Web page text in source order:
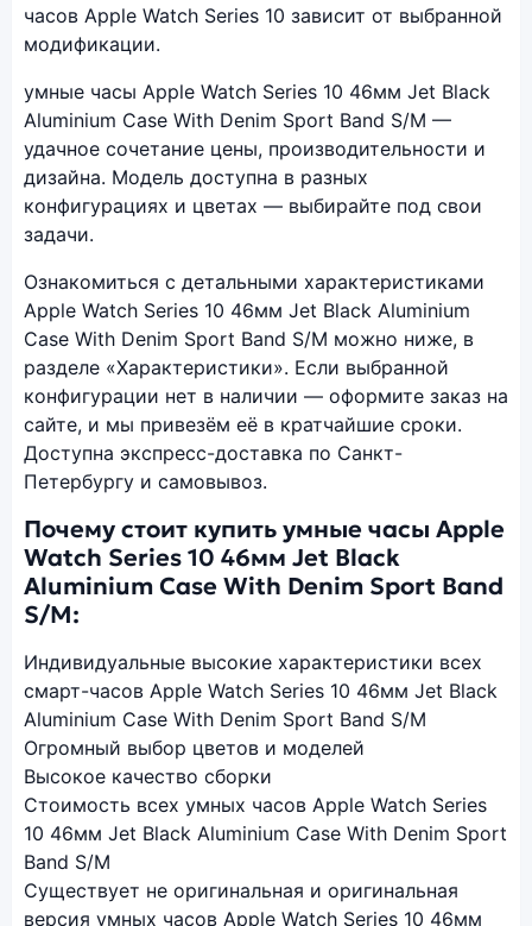
часов Apple Watch Series 10 зависит от выбранной
модификации.
умные часы Apple Watch Series 10 46мм Jet Black
Aluminium Case With Denim Sport Band S/M —
удачное сочетание цены, производительности и
дизайна. Модель доступна в разных
конфигурациях и цветах — выбирайте под свои
задачи.
Ознакомиться с детальными характеристиками
Apple Watch Series 10 46мм Jet Black Aluminium
Case With Denim Sport Band S/M можно ниже, в
разделе «Характеристики». Если выбранной
конфигурации нет в наличии — оформите заказ на
сайте, и мы привезём её в кратчайшие сроки.
Доступна экспресс-доставка по Санкт-
Петербургу и самовывоз.
Почему стоит купить умные часы Apple
Watch Series 10 46мм Jet Black
Aluminium Case With Denim Sport Band
S/M:
Индивидуальные высокие характеристики всех
смарт-часов Apple Watch Series 10 46мм Jet Black
Aluminium Case With Denim Sport Band S/M
Огромный выбор цветов и моделей
Высокое качество сборки
Стоимость всех умных часов Apple Watch Series
10 46мм Jet Black Aluminium Case With Denim Sport
Band S/M
Существует не оригинальная и оригинальная
версия умных часов Apple Watch Series 10 46мм